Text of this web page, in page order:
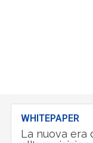
WHITEPAPER
La nuova era